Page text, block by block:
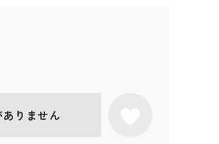
りません